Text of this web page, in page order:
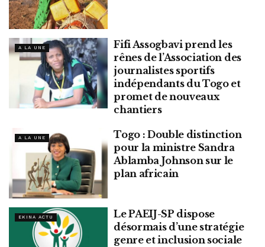
A LA UNE
Fifi Assogbavi prend les
rênes de l’Association des
journalistes sportifs
indépendants du Togo et
promet de nouveaux
chantiers
A LA UNE
Togo : Double distinction
pour la ministre Sandra
Ablamba Johnson sur le
plan africain
EKINA ACTU
Le PAEIJ-SP dispose
désormais d’une stratégie
genre et inclusion sociale